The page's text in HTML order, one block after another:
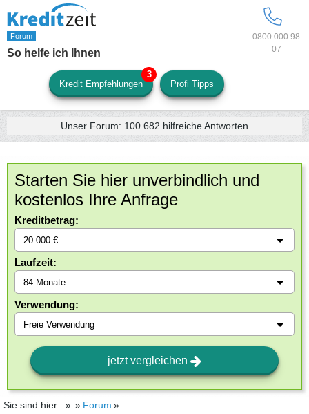
0800 000 98
07
So helfe ich Ihnen
Kredit Empfehlungen Profi Tipps
Unser Forum: 100.682 hilfreiche Antworten
Starten Sie hier unverbindlich und
kostenlos Ihre Anfrage
Kreditbetrag:
Laufzeit:
Verwendung:
jetzt vergleichen
Sie sind hier: Forum